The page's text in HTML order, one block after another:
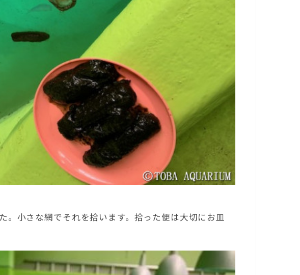
。小さな網でそれを拾います。拾った便は大切にお皿